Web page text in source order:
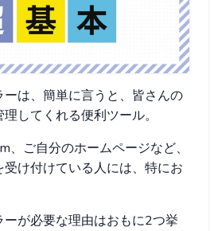
は、簡単に言うと、皆さんの
してくれる便利ツール。
、ご自分のホームページなど、
け付けている人には、特にお
が必要な理由はおもに2つ挙